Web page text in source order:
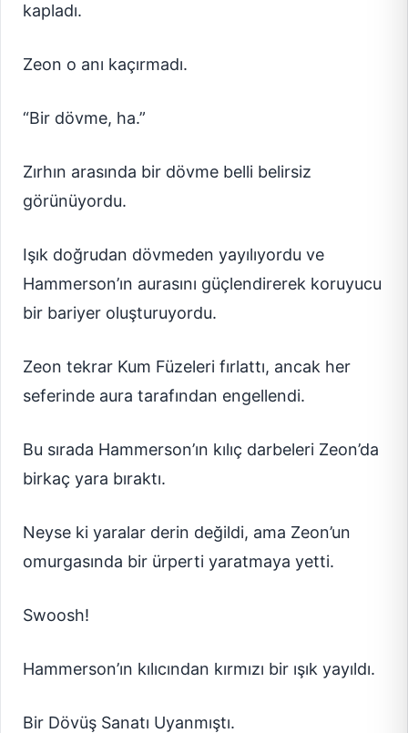
kapladı.
Zeon o anı kaçırmadı.
“Bir dövme, ha.”
Zırhın arasında bir dövme belli belirsiz
görünüyordu.
Işık doğrudan dövmeden yayılıyordu ve
Hammerson’ın aurasını güçlendirerek koruyucu
bir bariyer oluşturuyordu.
Zeon tekrar Kum Füzeleri fırlattı, ancak her
seferinde aura tarafından engellendi.
Bu sırada Hammerson’ın kılıç darbeleri Zeon’da
birkaç yara bıraktı.
Neyse ki yaralar derin değildi, ama Zeon’un
omurgasında bir ürperti yaratmaya yetti.
Swoosh!
Hammerson’ın kılıcından kırmızı bir ışık yayıldı.
Bir Dövüş Sanatı Uyanmıştı.